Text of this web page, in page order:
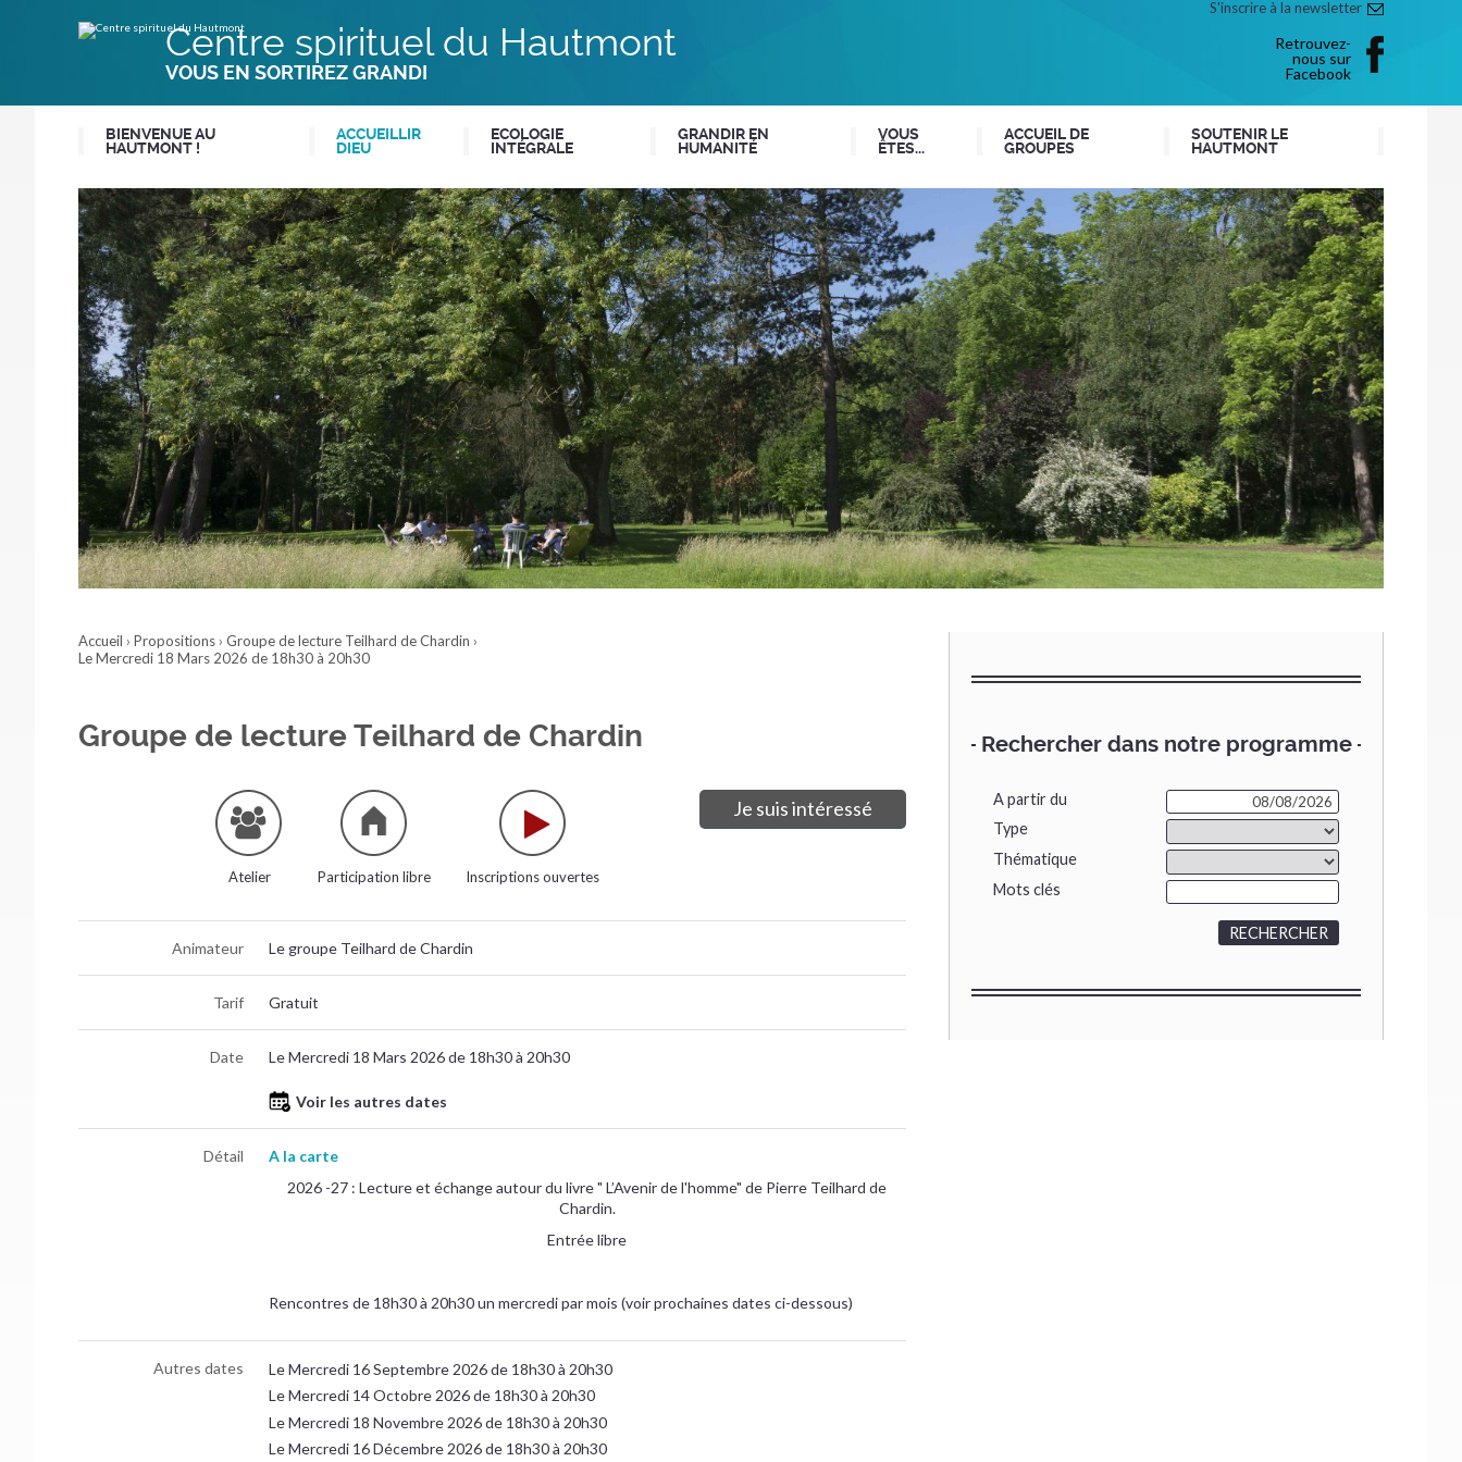
contenu.
S'inscrire à la newsletter
Retrouvez-
nous sur
Facebook
Centre spirituel du Hautmont
VOUS EN SORTIREZ GRANDI
BIENVENUE AU
HAUTMONT !
ACCUEILLIR
DIEU
ECOLOGIE
INTÉGRALE
GRANDIR EN
HUMANITÉ
VOUS
ÊTES...
ACCUEIL DE
GROUPES
SOUTENIR LE
HAUTMONT
Accueil › Propositions › Groupe de lecture Teilhard de Chardin ›
Le Mercredi 18 Mars 2026 de 18h30 à 20h30
Rechercher dans notre programme
A partir du
Type
Thématique
Mots clés
Groupe de lecture Teilhard de Chardin
Atelier Participation libre Inscriptions ouvertes
Je suis intéressé
Animateur Le groupe Teilhard de Chardin
Tarif Gratuit
Date Le Mercredi 18 Mars 2026 de 18h30 à 20h30
Voir les autres dates
Détail
A la carte
2026 -27 : Lecture et échange autour du livre " L’Avenir de l'homme" de Pierre Teilhard de
Chardin.
Entrée libre
Rencontres de 18h30 à 20h30 un mercredi par mois (voir prochaines dates ci-dessous)
Autres dates
Le Mercredi 16 Septembre 2026 de 18h30 à 20h30
Le Mercredi 14 Octobre 2026 de 18h30 à 20h30
Le Mercredi 18 Novembre 2026 de 18h30 à 20h30
Le Mercredi 16 Décembre 2026 de 18h30 à 20h30